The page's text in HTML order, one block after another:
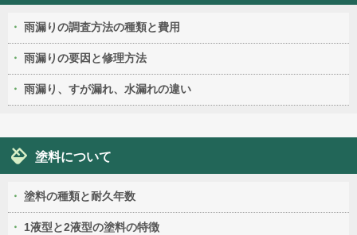
雨漏りの調査方法の種類と費用
雨漏りの要因と修理方法
雨漏り、すが漏れ、水漏れの違い
塗料について
塗料の種類と耐久年数
1液型と2液型の塗料の特徴